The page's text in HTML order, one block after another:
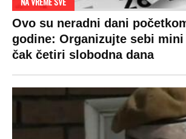
Ovo su neradni dani
godine: Organizujte sebi mini
čak četiri slobodna dana